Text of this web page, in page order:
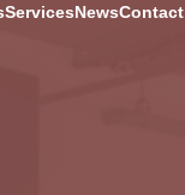
ServicesNews